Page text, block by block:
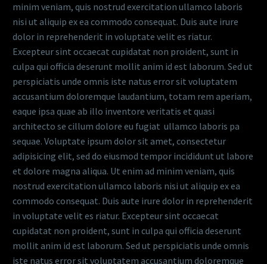
minim veniam, quis nostrud exercitation ullamco laboris
nisi ut aliquip ex ea commodo consequat. Duis aute irure
dolor in reprehenderit in voluptate velit es riatur.
Excepteur sint occaecat cupidatat non proident, sunt in
culpa qui officia deserunt mollit anim id est laborum. Sed ut
perspiciatis unde omnis iste natus error sit voluptatem
accusantium doloremque laudantium, totam rem aperiam,
eaque ipsa quae ab illo inventore veritatis et quasi
architecto se cillum dolore eu fugiat ullamco laboris pa
sequae. Voluptate ipsum dolor sit amet, consectetur
adipisicing elit, sed do eiusmod tempor incididunt ut labore
et dolore magna aliqua. Ut enim ad minim veniam, quis
nostrud exercitation ullamco laboris nisi ut aliquip ex ea
commodo consequat. Duis aute irure dolor in reprehenderit
in voluptate velit es riatur. Excepteur sint occaecat
cupidatat non proident, sunt in culpa qui officia deserunt
mollit anim id est laborum. Sed ut perspiciatis unde omnis
iste natus error sit voluptatem accusantium doloremque